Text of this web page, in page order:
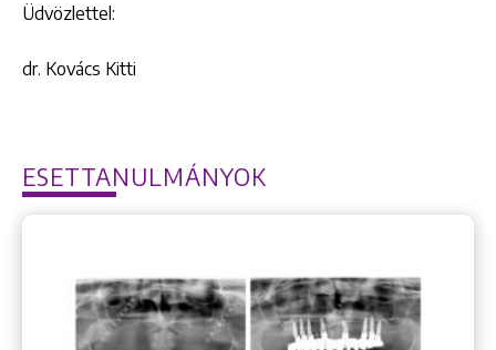
Üdvözlettel:
dr. Kovács Kitti
ESETTANULMÁNYOK